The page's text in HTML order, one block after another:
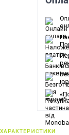
ХАРАКТЕРИСТИКИ